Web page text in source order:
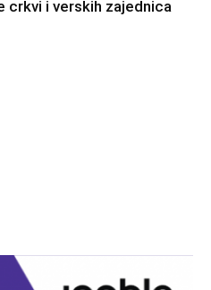
crkvi i verskih zajednica